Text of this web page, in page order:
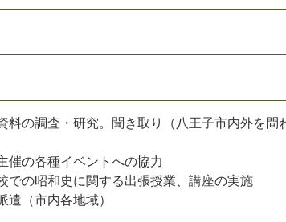
料の調査・研究。聞き取り（八王子市内外を問
催の各種イベントへの協力
での昭和史に関する出張授業、講座の実施
遣（市内各地域）